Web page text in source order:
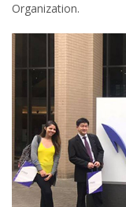
Organization.